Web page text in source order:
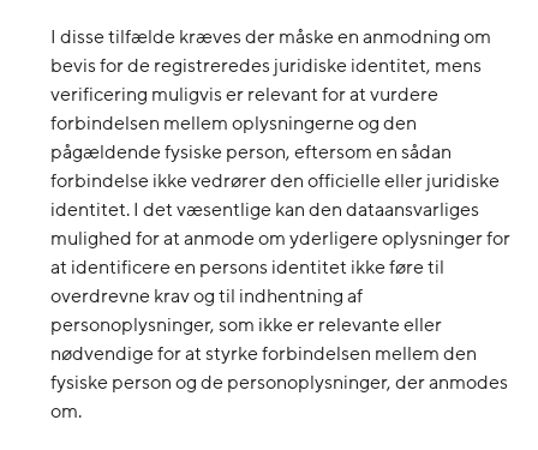
I disse tilfælde kræves der måske en anmodning om
bevis for de registreredes juridiske identitet, mens
verificering muligvis er relevant for at vurdere
forbindelsen mellem oplysningerne og den
pågældende fysiske person, eftersom en sådan
forbindelse ikke vedrører den officielle eller juridiske
identitet. I det væsentlige kan den dataansvarliges
mulighed for at anmode om yderligere oplysninger for
at identificere en persons identitet ikke føre til
overdrevne krav og til indhentning af
personoplysninger, som ikke er relevante eller
nødvendige for at styrke forbindelsen mellem den
fysiske person og de personoplysninger, der anmodes
om.